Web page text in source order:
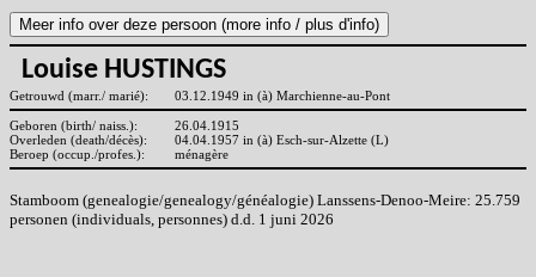
Louise HUSTINGS
Getrouwd (marr./ marié): 03.12.1949 in (à) Marchienne-au-Pont
Geboren (birth/ naiss.):
26.04.1915
Overleden (death/décès):
04.04.1957 in (à) Esch-sur-Alzette (L)
Beroep (occup./profes.):
ménagère
Stamboom (genealogie/genealogy/généalogie) Lanssens-Denoo-Meire: 25.759
personen (individuals, personnes) d.d. 1 juni 2026